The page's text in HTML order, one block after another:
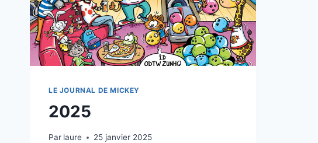
LE JOURNAL DE MICKEY
2025
Par laure 25 janvier 2025